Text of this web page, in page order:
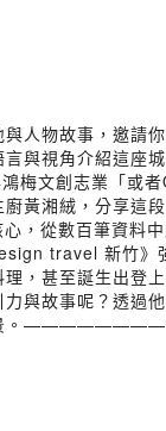
人物故事，邀請
言與視角介紹這座
梅文創志業「或
廚黃湘絨，分享這
，從數百筆資料
travel 新竹》
，甚至誕生出登
力與故事呢？透過
。